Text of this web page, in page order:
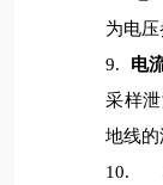
为电压
9.
电
采样
地线的
10.